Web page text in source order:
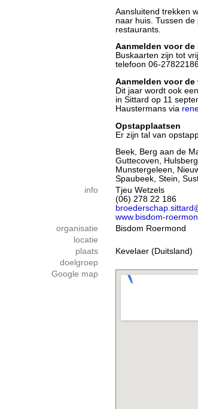
Aansluitend trekken
naar huis. Tussen
restaurants.
Aanmelden voor de
Buskaarten zijn tot
telefoon 06-
Aanmelden voor
Dit jaar wordt ook
in Sittard op 11
Haustermans via
Opstapplaatsen
Er zijn tal van
Beek, Berg aan de
Guttecoven,
Munstergeleen,
Spaubeek, Stein,
info
Tjeu Wetzels
(06) 278 22 186
www.bisdom-
organisatie
Bisdom Roermond
locatie
plaats
Kevelaer (Duitsland)
doelgroep
Google map